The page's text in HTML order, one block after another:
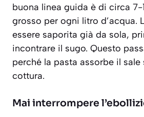
buona linea guida è di circa
grosso per ogni litro d’acqua.
essere saporita già da sola,
incontrare il sugo. Questo
perché la pasta assorbe il sale
cottura.
Mai interrompere